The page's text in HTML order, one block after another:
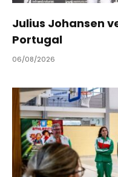
Julius Johansen
Portugal
06/08/2026